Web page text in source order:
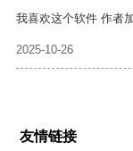
我喜欢这个软件 作者
2025-10-26
友情链接